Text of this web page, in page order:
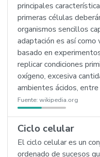
principales
primeras células
organismos sencillos
adaptación es así
basado en
replicar condiciones
oxígeno, excesiva
ambientes ácidos,
Fuente: wikipedia.org
Ciclo celular
El ciclo celular es un
ordenado de sucesos